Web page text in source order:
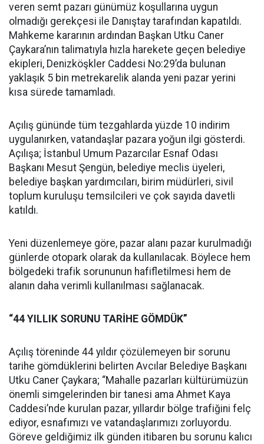
veren semt pazarı günümüz koşullarına uygun
olmadığı gerekçesi ile Danıştay tarafından kapatıldı.
Mahkeme kararının ardından Başkan Utku Caner
Çaykara’nın talimatıyla hızla harekete geçen belediye
ekipleri, Denizköşkler Caddesi No:29’da bulunan
yaklaşık 5 bin metrekarelik alanda yeni pazar yerini
kısa sürede tamamladı.
Açılış gününde tüm tezgahlarda yüzde 10 indirim
uygulanırken, vatandaşlar pazara yoğun ilgi gösterdi.
Açılışa; İstanbul Umum Pazarcılar Esnaf Odası
Başkanı Mesut Şengün, belediye meclis üyeleri,
belediye başkan yardımcıları, birim müdürleri, sivil
toplum kuruluşu temsilcileri ve çok sayıda davetli
katıldı.
Yeni düzenlemeye göre, pazar alanı pazar kurulmadığı
günlerde otopark olarak da kullanılacak. Böylece hem
bölgedeki trafik sorununun hafifletilmesi hem de
alanın daha verimli kullanılması sağlanacak.
“44 YILLIK SORUNU TARİHE GÖMDÜK”
Açılış töreninde 44 yıldır çözülemeyen bir sorunu
tarihe gömdüklerini belirten Avcılar Belediye Başkanı
Utku Caner Çaykara; “Mahalle pazarları kültürümüzün
önemli simgelerinden bir tanesi ama Ahmet Kaya
Caddesi’nde kurulan pazar, yıllardır bölge trafiğini felç
ediyor, esnafımızı ve vatandaşlarımızı zorluyordu.
Göreve geldiğimiz ilk günden itibaren bu sorunu kalıcı